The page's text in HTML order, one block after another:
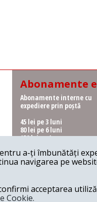
Abonamente
Abonamente interne cu
expediere prin poștă
45 lei pe 3 luni
80 lei pe 6 luni
150 lei pe 1 an
Abonamente interne cu
ridicare de la redacție
62 lei pe 6 luni
115 lei pe 1 an
a-ți îmbunătăți
navigarea pe
acceptarea
Cookie.